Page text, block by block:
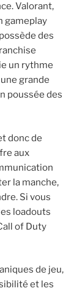
Valorant,
gameplay
des
un rythme
grande
poussée des
donc de
aux
la manche,
Si vous
loadouts
of Duty
de jeu,
et les